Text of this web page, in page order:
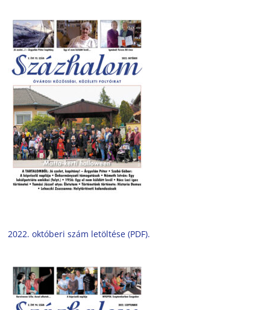
2022. októberi szám letöltése (PDF).